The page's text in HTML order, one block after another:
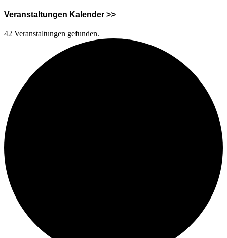
Veranstaltungen Kalender >>
42 Veranstaltungen gefunden.